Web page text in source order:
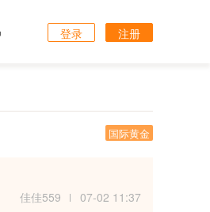
登录 注册
国际黄金
佳佳559
07-02 11:37